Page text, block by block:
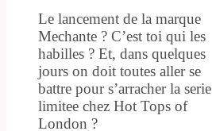
Le lancement de la marque
Mechante ? C’est toi qui les
habilles ? Et, dans quelques
jours on doit toutes aller se
battre pour s’arracher la serie
limitee chez Hot Tops of
London ?